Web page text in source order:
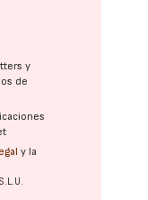
y
de
y la